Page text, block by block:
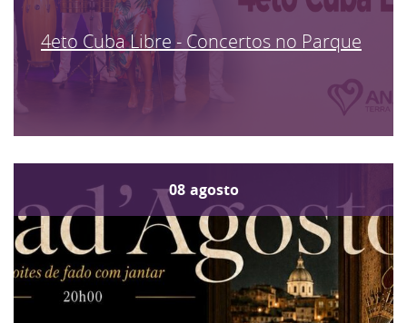
4eto Cuba Libre - Concertos no Parque
08 agosto